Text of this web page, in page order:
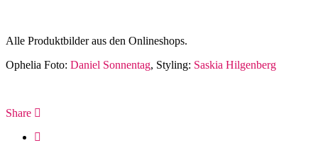
Alle Produktbilder aus den Onlineshops.
Ophelia Foto: Daniel Sonnentag, Styling: Saskia Hilgenberg
Share